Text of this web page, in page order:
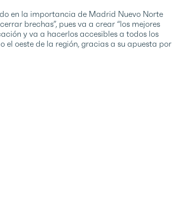
en la importancia de Madrid Nuevo Norte
brechas”, pues va a crear “los mejores
y va a hacerlos accesibles a todos los
el oeste de la región, gracias a su apuesta por